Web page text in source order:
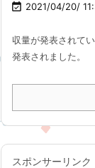
 2021/04/20/
収量が発表されて
発表されました。
スポンサーリンク